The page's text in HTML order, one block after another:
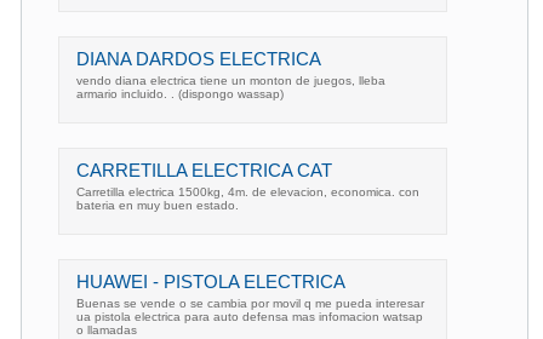
DIANA DARDOS ELECTRICA
vendo diana electrica tiene un monton de juegos, lleba
armario incluido. . (dispongo wassap)
CARRETILLA ELECTRICA CAT
Carretilla electrica 1500kg, 4m. de elevacion, economica. con
bateria en muy buen estado.
HUAWEI - PISTOLA ELECTRICA
Buenas se vende o se cambia por movil q me pueda interesar
ua pistola electrica para auto defensa mas infomacion watsap
o llamadas